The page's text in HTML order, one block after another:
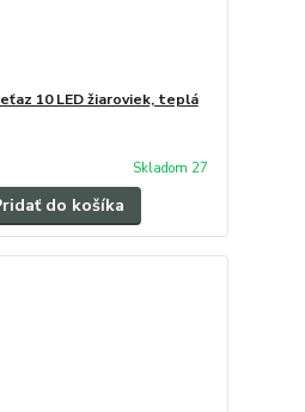
10 LED žiaroviek, teplá
Skladom 27
do košíka